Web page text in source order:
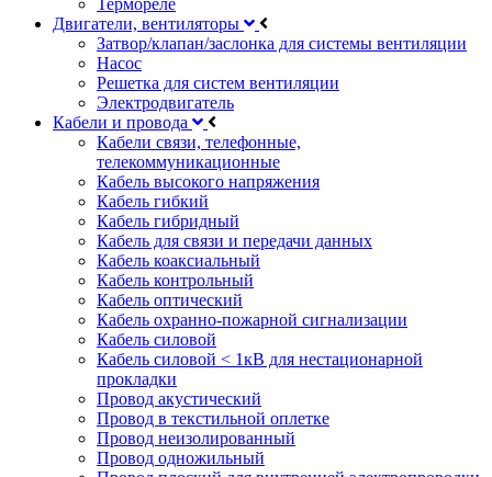
Термореле
Двигатели, вентиляторы
Затвор/клапан/заслонка для системы вентиляции
Насос
Решетка для систем вентиляции
Электродвигатель
Кабели и провода
Кабели связи, телефонные,
телекоммуникационные
Кабель высокого напряжения
Кабель гибкий
Кабель гибридный
Кабель для связи и передачи данных
Кабель коаксиальный
Кабель контрольный
Кабель оптический
Кабель охранно-пожарной сигнализации
Кабель силовой
Кабель силовой < 1кВ для нестационарной
прокладки
Провод акустический
Провод в текстильной оплетке
Провод неизолированный
Провод одножильный